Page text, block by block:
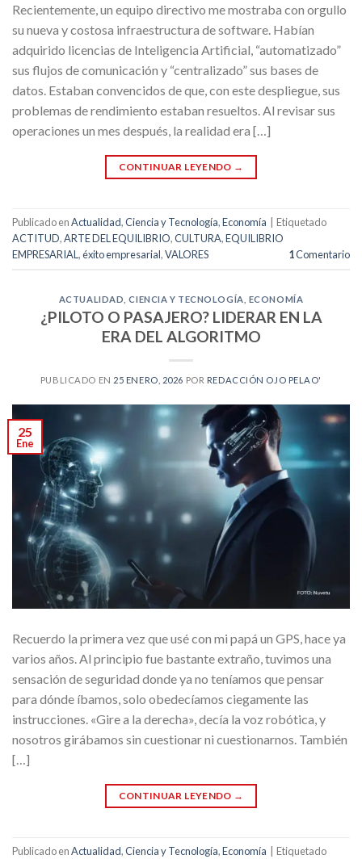
Recientemente, un equipo directivo me mostraba con orgullo
su nueva y costosa infraestructura de software. Habían
adquirido licencias de Inteligencia Artificial, “automatizado”
sus flujos de comunicación y “centralizado” sus bases de
datos. Estaban convencidos de que, con este despliegue, sus
problemas de rendimiento estaban resueltos. Al revisar sus
operaciones un mes después, la realidad era […]
CONTINUAR LEYENDO →
Publicado enActualidad,Ciencia y Tecnología,Economía
Etiquetado
ACTITUD,ARTE DEL EQUILIBRIO,CULTURA,EQUILIBRIO
EMPRESARIAL ,éxito empresarial,VALORES 1Comentario
ACTUALIDAD ,CIENCIA Y TECNOLOGÍA ECONOMÍA
¿PILOTO O PASAJERO? LIDERAR EN LA
ERA DEL ALGORITMO
PUBLICADO EN 25 ENERO, 2026 POR REDACCIÓN OJO PELAO'
25
Ene
Recuerdo la primera vez que usé con mi papá un GPS, hace ya
varios años. Al principio fue bastante extraño, tuvimos una
sensación de seguridad donde ya no teníamos que pensar
para dónde íbamos, solo obedecíamos ciegamente las
instrucciones. «Gire a la derecha», decía la voz robótica, y
nosotros girábamos sin cuestionar ni cuestionarnos. También
[…]
CONTINUAR LEYENDO →
Publicado enActualidad,Ciencia y Tecnología,Economía
Etiquetado